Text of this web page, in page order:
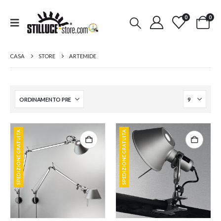
0 0
CASA STORE ARTEMIDE
SPEDIZIONE GRATUITA SPEDIZIONE GRATUITA